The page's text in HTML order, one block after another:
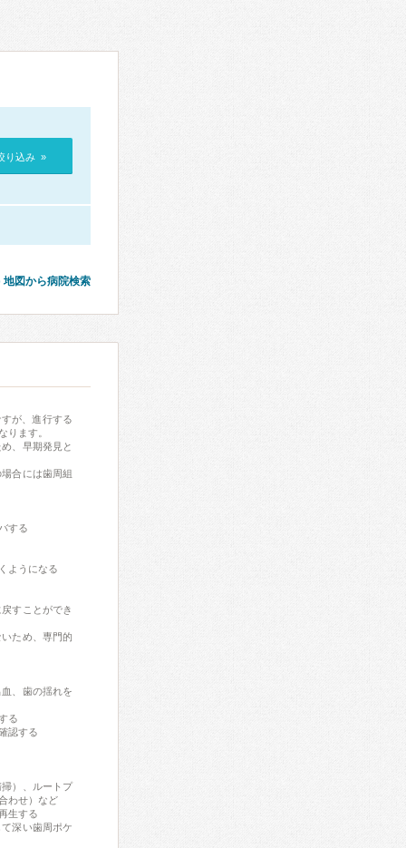
り込み »
地図から病院検索
が、進行する
ります。
、早期発見と
合には歯周組
する
ようになる
すことができ
ため、専門的
、歯の揺れを
る
認する
）、ルートプ
わせ）など
生する
深い歯周ポケ